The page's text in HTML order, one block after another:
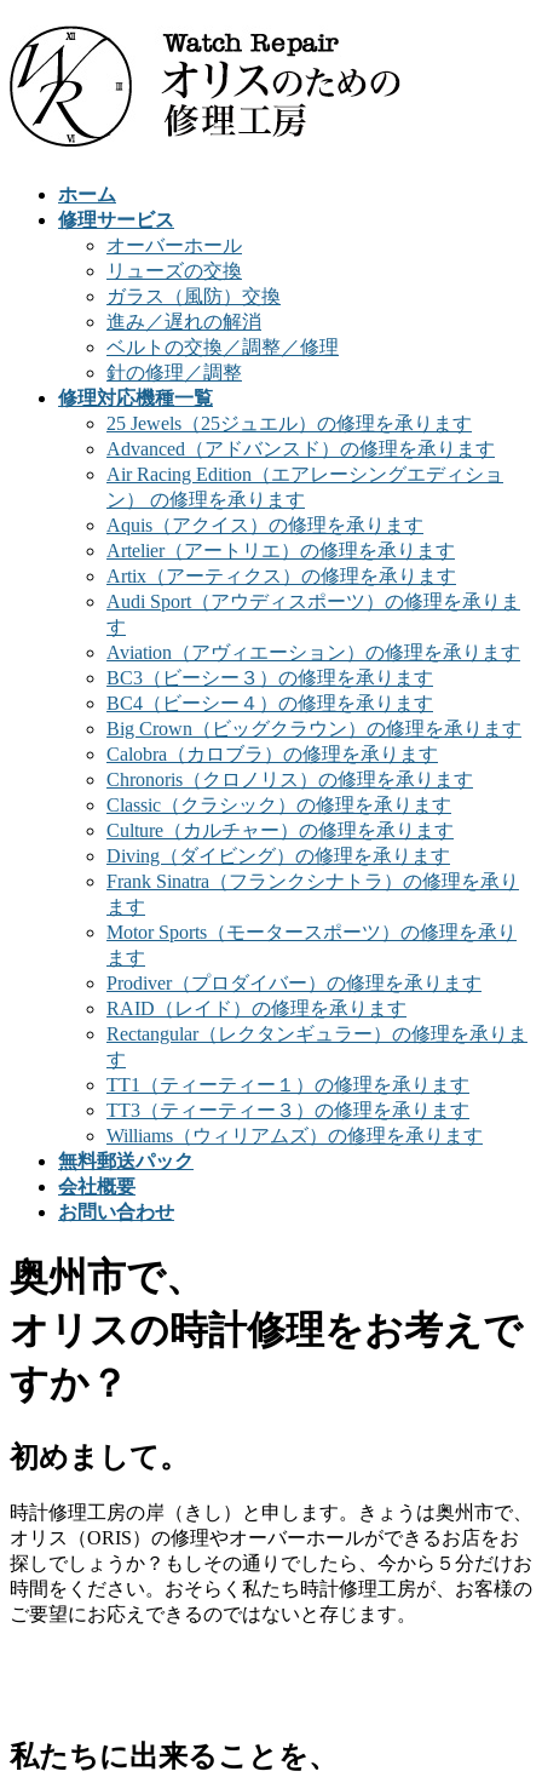
ホーム
修理サービス
オーバーホール
リューズの交換
ガラス（風防）交換
進み／遅れの解消
ベルトの交換／調整／修理
針の修理／調整
修理対応機種一覧
25 Jewels（25ジュエル）の修理を承ります
Advanced（アドバンスド）の修理を承ります
Air Racing Edition（エアレーシングエディショ
ン） の修理を承ります
Aquis（アクイス）の修理を承ります
Artelier（アートリエ）の修理を承ります
Artix（アーティクス）の修理を承ります
Audi Sport（アウディスポーツ）の修理を承りま
す
Aviation（アヴィエーション）の修理を承ります
BC3（ビーシー３）の修理を承ります
BC4（ビーシー４）の修理を承ります
Big Crown（ビッグクラウン）の修理を承ります
Calobra（カロブラ）の修理を承ります
Chronoris（クロノリス）の修理を承ります
Classic（クラシック）の修理を承ります
Culture（カルチャー）の修理を承ります
Diving（ダイビング）の修理を承ります
Frank Sinatra（フランクシナトラ）の修理を承り
ます
Motor Sports（モータースポーツ）の修理を承り
ます
Prodiver（プロダイバー）の修理を承ります
RAID（レイド）の修理を承ります
Rectangular（レクタンギュラー）の修理を承りま
す
TT1（ティーティー１）の修理を承ります
TT3（ティーティー３）の修理を承ります
Williams（ウィリアムズ）の修理を承ります
無料郵送パック
会社概要
お問い合わせ
奥州市で、
オリスの時計修理をお考えで
すか？
初めまして。
時計修理工房の岸（きし）と申します。きょうは奥州市で、
オリス（ORIS）の修理やオーバーホールができるお店をお
探しでしょうか？もしその通りでしたら、今から５分だけお
時間をください。おそらく私たち時計修理工房が、お客様の
ご要望にお応えできるのではないと存じます。
私たちに出来ることを、